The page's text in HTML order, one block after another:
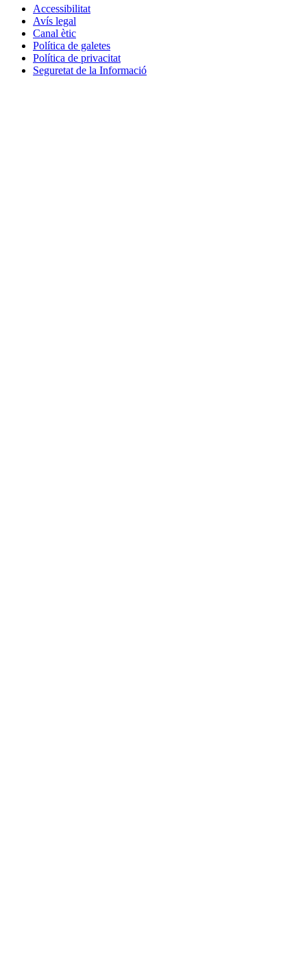
Accessibilitat
Avís legal
Canal ètic
Política de galetes
Política de privacitat
Seguretat de la Informació